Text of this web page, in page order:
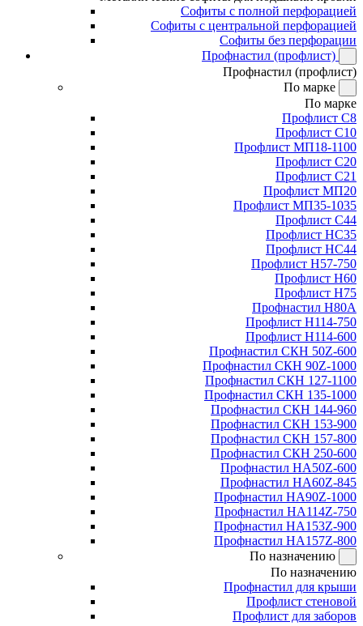
Софиты с полной перфорацией
Софиты с центральной перфорацией
Софиты без перфорации
Профнастил (профлист)
Профнастил (профлист)
По марке
По марке
Профлист С8
Профлист С10
Профлист МП18-1100
Профлист С20
Профлист С21
Профлист МП20
Профлист МП35-1035
Профлист С44
Профлист НС35
Профлист НС44
Профлист Н57-750
Профлист Н60
Профлист Н75
Профнастил Н80А
Профлист Н114-750
Профлист Н114-600
Профнастил СКН 50Z-600
Профнастил СКН 90Z-1000
Профнастил СКН 127-1100
Профнастил СКН 135-1000
Профнастил СКН 144-960
Профнастил СКН 153-900
Профнастил СКН 157-800
Профнастил СКН 250-600
Профнастил НА50Z-600
Профнастил НА60Z-845
Профнастил НА90Z-1000
Профнастил НА114Z-750
Профнастил НА153Z-900
Профнастил НА157Z-800
По назначению
По назначению
Профнастил для крыши
Профлист стеновой
Профлист для заборов